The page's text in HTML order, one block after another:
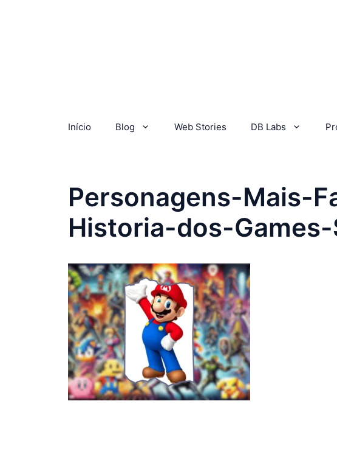
Início Blog Web Stories DB Labs
Personagens-Mais-
Historia-dos-